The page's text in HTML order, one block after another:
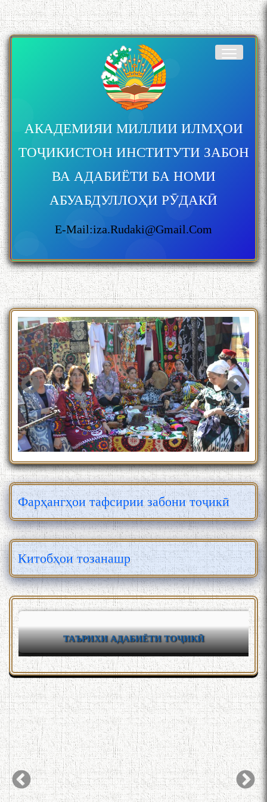
АКАДЕМИЯИ МИЛЛИИ ИЛМҲОИ
ТОҶИКИСТОН ИНСТИТУТИ ЗАБОН
ВА АДАБИЁТИ БА НОМИ
АБУАБДУЛЛОҲИ РӮДАКӢ
E-Mail:iza.rudaki@gmail.com
Фарҳангҳои тафсирии забони тоҷикӣ
Китобҳои тозанашр
ТАЪРИХИ АДАБИЁТИ ТОҶИКӢ